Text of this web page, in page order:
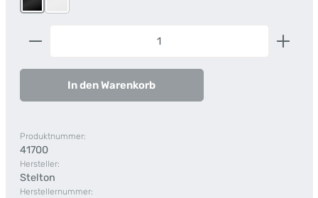
Schwarz
Weiß
Produkt Anzahl: Gib den gewünschten Wert ein
In den Warenkorb
Produktnummer:
41700
Hersteller:
Stelton
Herstellernummer: